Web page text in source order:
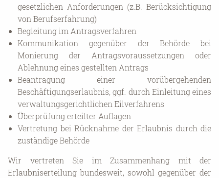
gesetzlichen Anforderungen (z.B. Berücksichtigung
von Berufserfahrung)
Begleitung im Antragsverfahren
Kommunikation gegenüber der Behörde bei
Monierung der Antragsvoraussetzungen oder
Ablehnung eines gestellten Antrags
Beantragung einer vorübergehenden
Beschäftigungserlaubnis, ggf. durch Einleitung eines
verwaltungsgerichtlichen Eilverfahrens
Überprüfung erteilter Auflagen
Vertretung bei Rücknahme der Erlaubnis durch die
zuständige Behörde
Wir vertreten Sie im Zusammenhang mit der
Erlaubniserteilung bundesweit, sowohl gegenüber der